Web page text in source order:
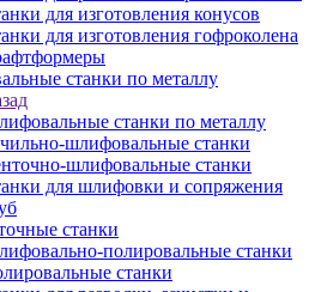
для изготовления конусов
для изготовления гофроколена
станки по металлу
станки по металлу
шлифовальные станки
шлифовальные станки
для шлифовки и сопряжения
станки
полировальные станки
станки